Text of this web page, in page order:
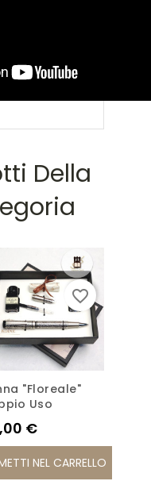
Della
"Floreale"
Uso
€
NEL CARRELLO
favorite_border